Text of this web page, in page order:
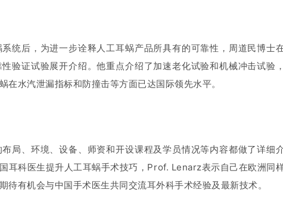
统后，为进一步诠释人工耳蜗产品所具有的可靠性，周道民博士
验证试验展开介绍。他重点介绍了加速老化试验和机械冲击试验，
水汽泄漏指标和防撞击等方面已达国际领先水平。
局、环境、设备、师资和开设课程及学员情况等内容都做了详细
耳科医生提升人工耳蜗手术技巧， Prof. Lenarz表示自己在欧洲同
待有机会与中国手术医生共同交流耳外科手术经验及 最新技术。